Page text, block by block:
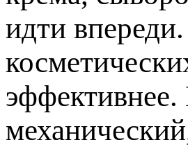
идти